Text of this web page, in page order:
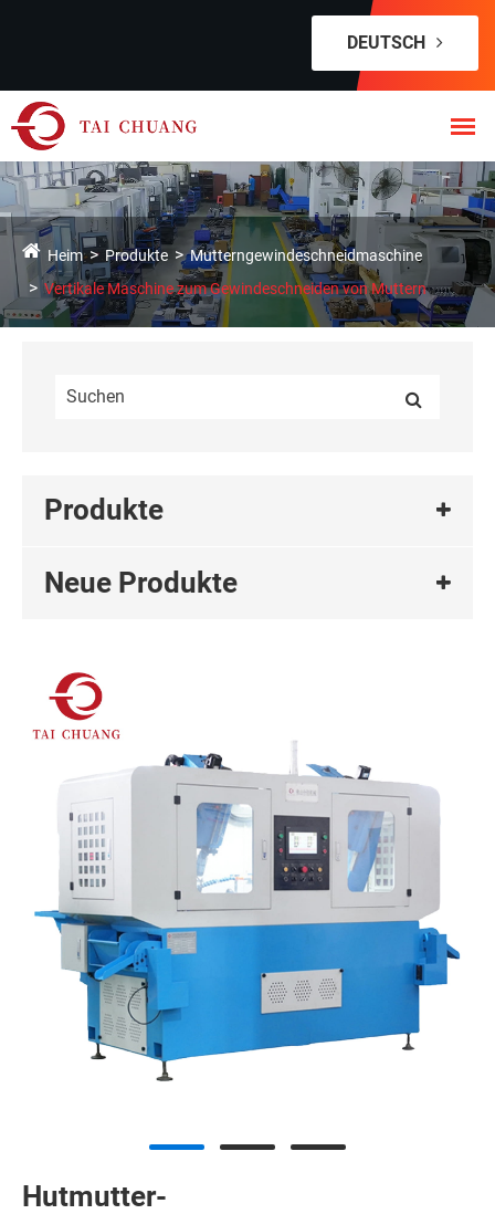
DEUTSCH
Heim Produkte
Mutterngewindeschneidmaschine
Vertikale Maschine zum Gewindeschneiden von Muttern
Produkte
Neue Produkte
Hutmutter-